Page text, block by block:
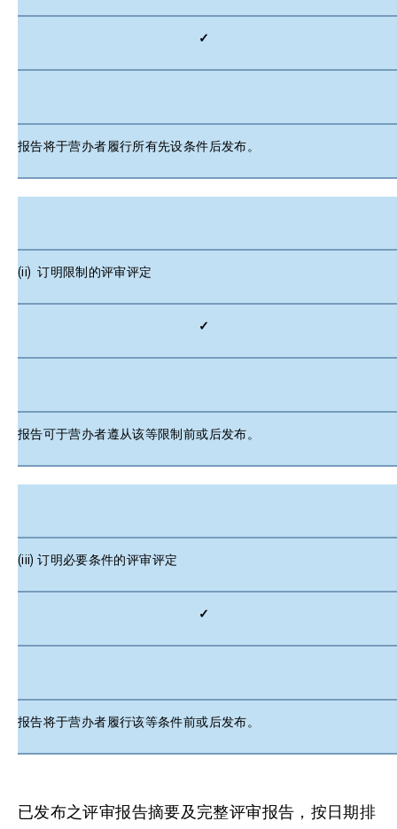
✓
报告将于营办者履行所有先设条件后发布。
(ii) 订明限制的评审评定
✓
报告可于营办者遵从该等限制前或后发布。
(iii) 订明必要条件的评审评定
✓
报告将于营办者履行该等条件前或后发布。
已发布之评审报告摘要及完整评审报告，按日期排